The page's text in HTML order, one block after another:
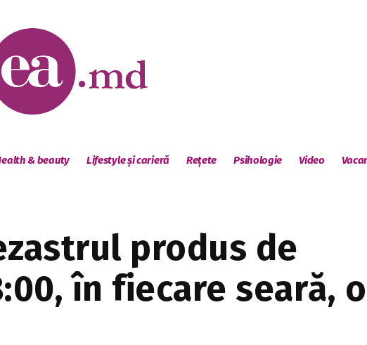
& beauty Lifestyle și carieră Rețete Psihologie Video
produs de
în fiecare seară,